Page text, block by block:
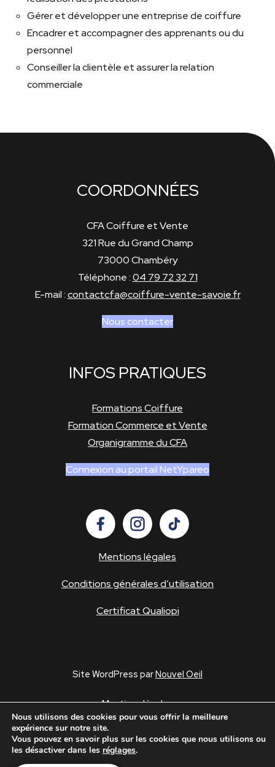
Gérer et développer une entreprise de coiffure
Encadrer et accompagner des apprenants ou du
personnel
Conseiller la clientèle et assurer la relation
commerciale
Nous utilisons des cookies pour vous offrir la meilleure
expérience sur notre site.
Vous pouvez en savoir plus sur les cookies que nous utilisons ou
les désactiver dans les réglages.
COORDONNÉES
CFA Coiffure et Vente
321 Rue du Grand Champ
73000 Chambéry
Téléphone :04 79 72 32 71
E-mail :contactcfa@coiffure-vente-savoie.fr
Nous contacter
INFOS PRATIQUES
Formations Coiffure
Formation Commerce et Vente
Organigramme du CFA
Connexion au portail NetYpareo
Mentions légales
Conditions générales d’utilisation
Certificat Qualiopi
Site WordPress parNouvel Oeil
Mentions légales
Conditions générales d’utilisation
Politique de confidentialité